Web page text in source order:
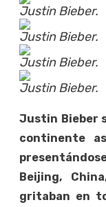
Justin Bieber.
Justin Bieber.
Justin Bieber.
Justin Bieber.
Justin Bieber
continente
Beijing,
gritaban en